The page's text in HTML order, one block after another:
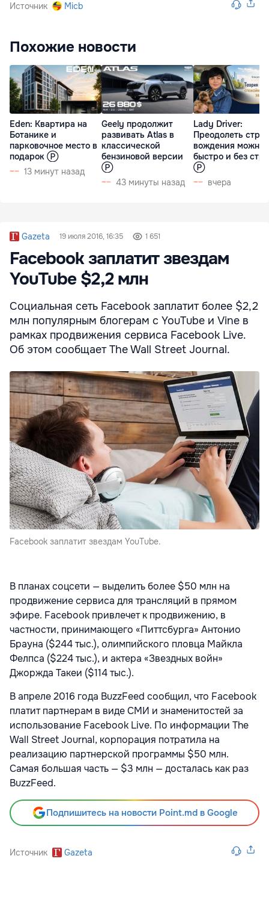
Источник Micb
Похожие новости
Eden: Квартира на
Ботанике и
парковочное место в
подарок Ⓟ
13 минут назад
Geely продолжит
развивать Atlas в
классической
бензиновой версии
Ⓟ
43 минуты назад
Lady Driver:
Преодолеть страх
вождения можно
быстро и без
Ⓟ
вчера
Gazeta 19 июля 2016, 16:35 1 651
Facebook заплатит звездам
YouTube $2,2 млн
Социальная сеть Facebook заплатит более $2,2
млн популярным блогерам с YouTube и Vine в
рамках продвижения сервиса Facebook Live.
Об этом сообщает The Wall Street Journal.
Facebook заплатит звездам YouTube.
В планах соцсети — выделить более $50 млн на
продвижение сервиса для трансляций в прямом
эфире. Facebook привлечет к продвижению, в
частности, принимающего «Питтсбурга» Антонио
Брауна ($244 тыс.), олимпийского пловца Майкла
Фелпса ($224 тыс.), и актера «Звездных войн»
Джоржда Такеи ($114 тыс.).
В апреле 2016 года BuzzFeed сообщил, что Facebook
платит партнерам в виде СМИ и знаменитостей за
использование Facebook Live. По информации The
Wall Street Journal, корпорация потратила на
реализацию партнерской программы $50 млн.
Самая большая часть — $3 млн — досталась как раз
BuzzFeed.
Подпишитесь на новости Point.md в Google
Источник Gazeta